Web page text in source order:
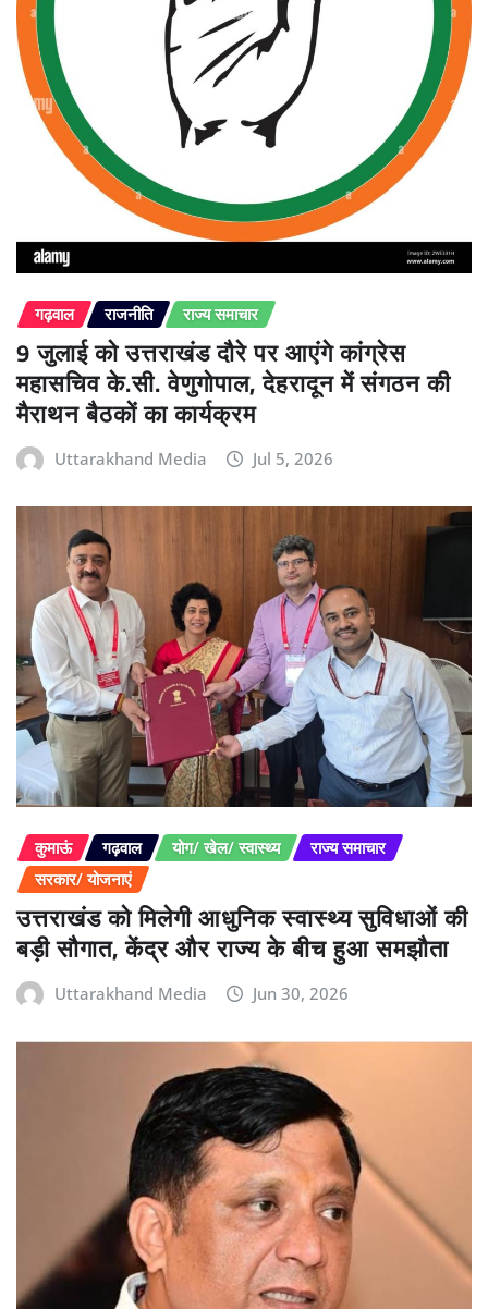
गढ़वाल राजनीति राज्य समाचार
9 जुलाई को उत्तराखंड दौरे पर आएंगे कांग्रेस
महासचिव के.सी. वेणुगोपाल, देहरादून में संगठन की
मैराथन बैठकों का कार्यक्रम
Uttarakhand Media Jul 5, 2026
कुमाऊं गढ़वाल योग/ खेल/ स्वास्थ्य
राज्य समाचार
सरकार/ योजनाएं
उत्तराखंड को मिलेगी आधुनिक स्वास्थ्य सुविधाओं की
बड़ी सौगात, केंद्र और राज्य के बीच हुआ समझौता
Uttarakhand Media Jun 30, 2026